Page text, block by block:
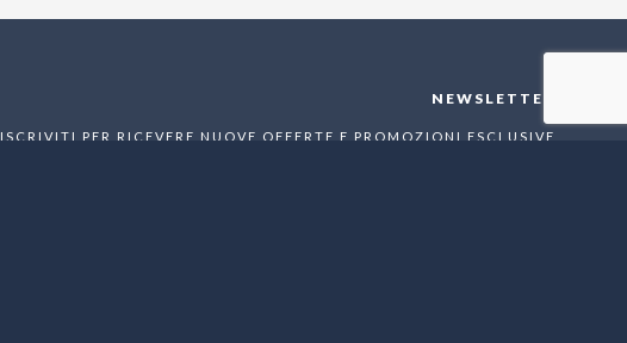
NEWSLETTER
ISCRIVITI PER RICEVERE NUOVE OFFERTE E PROMOZIONI ESCLUSIVE